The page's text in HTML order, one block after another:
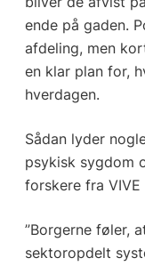
ende på gaden.
afdeling, men
en klar plan for,
hverdagen.
Sådan lyder
psykisk sygdom
forskere fra
”Borgerne føler,
sektoropdelt